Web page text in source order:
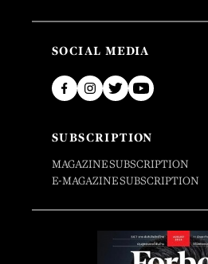
SOCIAL MEDIA
SUBSCRIPTION
MAGAZINE SUBSCRIPTION
E-MAGAZINE SUBSCRIPTION